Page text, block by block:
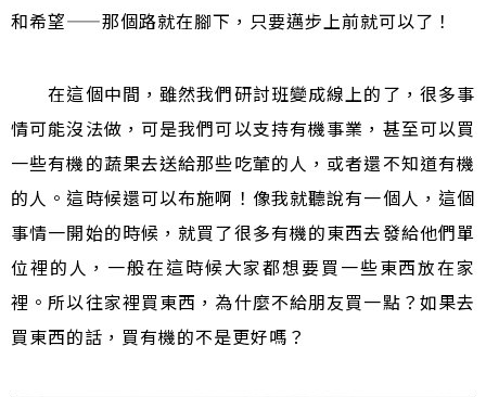
和希望——那個路就在腳下，只要邁步上前就可以了！
在這個中間，雖然我們研討班變成線上的了，很多事
情可能沒法做，可是我們可以支持有機事業，甚至可以買
一些有機的蔬果去送給那些吃葷的人，或者還不知道有機
的人。這時候還可以布施啊！像我就聽說有一個人，這個
事情一開始的時候，就買了很多有機的東西去發給他們單
位裡的人，一般在這時候大家都想要買一些東西放在家
裡。所以往家裡買東西，為什麼不給朋友買一點？如果去
買東西的話，買有機的不是更好嗎？